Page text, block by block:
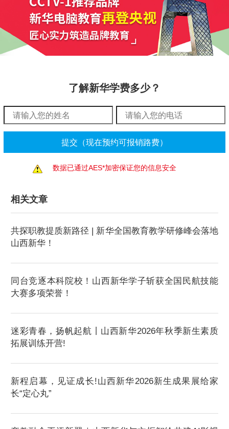
了解新华学费多少？
数据已通过AES*加密保证您的信息安全
相关文章
共探职教提质新路径 | 新华全国教育教学研修峰会落地
山西新华！
同台竞逐本科院校！山西新华学子斩获全国民航技能
大赛多项荣誉！
迷彩青春，扬帆起航丨山西新华2026年秋季新生素质
拓展训练开营!
新程启幕，见证成长!山西新华2026新生成果展给家
长“定心丸”